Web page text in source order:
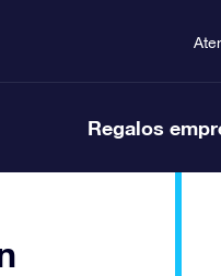
Regalos